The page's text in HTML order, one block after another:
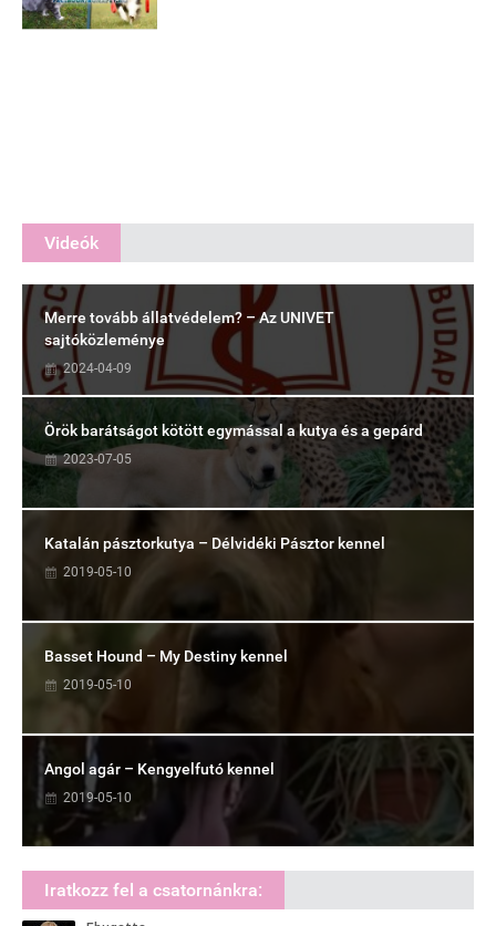
Videók
Merre tovább állatvédelem? – Az UNIVET
sajtóközleménye
2024-04-09
Örök barátságot kötött egymással a kutya és a gepárd
2023-07-05
Katalán pásztorkutya – Délvidéki Pásztor kennel
2019-05-10
Basset Hound – My Destiny kennel
2019-05-10
Angol agár – Kengyelfutó kennel
2019-05-10
Iratkozz fel a csatornánkra: